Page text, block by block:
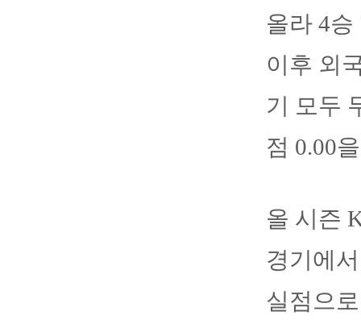
올라 4
이후 외
기 모두
점 0.00
올 시즌
경기에
실점으